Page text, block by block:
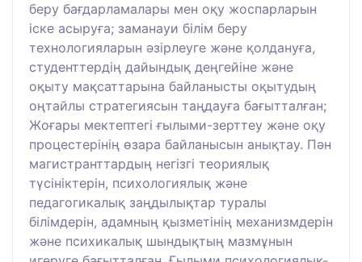
беру бағдарламалары мен оқу жоспарларын
іске асыруға; заманауи білім беру
технологияларын әзірлеуге және қолдануға,
студенттердің дайындық деңгейіне және
оқыту мақсаттарына байланысты оқытудың
оңтайлы стратегиясын таңдауға бағытталған;
Жоғары мектептегі ғылыми-зерттеу және оқу
процестерінің өзара байланысын анықтау. Пән
магистранттардың негізгі теориялық
түсініктерін, психологиялық және
педагогикалық заңдылықтар туралы
білімдерін, адамның қызметінің механизмдерін
және психикалық шындықтың мазмұнын